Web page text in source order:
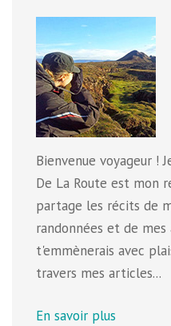
Bienvenue voyageur !
De La Route est mon
partage les récits de
randonnées et de mes
t'emmènerais avec
travers mes articles...
En savoir plus